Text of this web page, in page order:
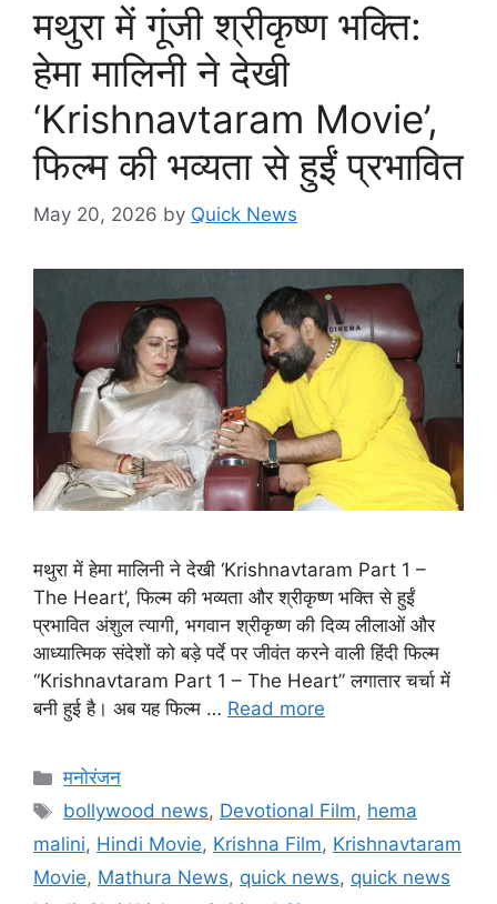
मथुरा में गूंजी श्रीकृष्ण भक्ति:
हेमा मालिनी ने देखी
‘Krishnavtaram Movie’,
फिल्म की भव्यता से हुईं प्रभावित
May 20, 2026 by Quick News
मथुरा में हेमा मालिनी ने देखी ‘Krishnavtaram Part 1 –
The Heart’, फिल्म की भव्यता और श्रीकृष्ण भक्ति से हुईं
प्रभावित अंशुल त्यागी, भगवान श्रीकृष्ण की दिव्य लीलाओं और
आध्यात्मिक संदेशों को बड़े पर्दे पर जीवंत करने वाली हिंदी फिल्म
“Krishnavtaram Part 1 – The Heart” लगातार चर्चा में
बनी हुई है। अब यह फिल्म … Read more
मनोरंजन
bollywood news, Devotional Film, hema
malini, Hindi Movie, Krishna Film, Krishnavtaram
Movie, Mathura News, quick news, quick news